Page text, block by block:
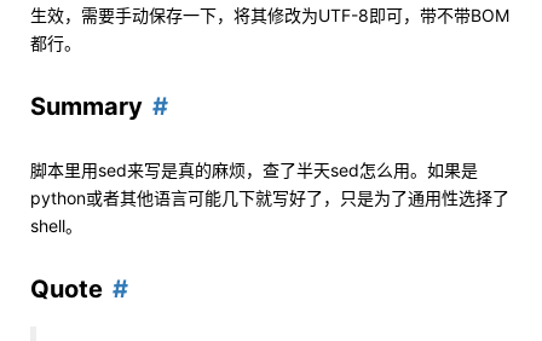
生效，需要手动保存一下，将其修改为UTF-8即可，带不带BOM
都行。
Summary
脚本里用sed来写是真的麻烦，查了半天sed怎么用。如果是
python或者其他语言可能几下就写好了，只是为了通用性选择了
shell。
Quote